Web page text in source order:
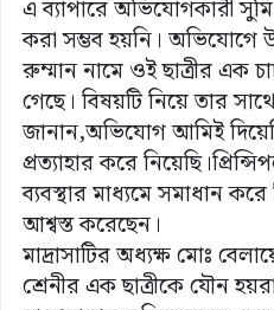
এ ব্যাপারে অভিযোগকারী
করা সম্ভব হয়নি। অভিযোগে
রুম্মান নামে ওই ছাত্রীর এক
গেছে। বিষয়টি নিয়ে তার
জানান,অভিযোগ আমিই
প্রত্যাহার করে
ব্যবস্থার মাধ্যমে সমাধান
আশ্বস্ত করেছেন।
মাদ্রাসাটির অধ্যক্ষ মোঃ
শ্রেনীর এক ছাত্রীকে যৌন